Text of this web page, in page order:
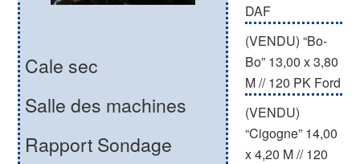
Cale sec
Salle des machines
Rapport Sondage
DAF
(VENDU) “Bo-
Bo” 13,00 x 3,80
M // 120 PK Ford
(VENDU)
“Cigogne” 14,00
x 4,20 M // 120